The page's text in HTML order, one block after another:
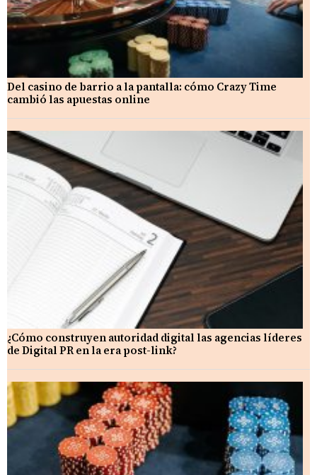
Del casino de barrio a la pantalla: cómo Crazy Time
cambió las apuestas online
¿Cómo construyen autoridad digital las agencias líderes
de Digital PR en la era post-link?